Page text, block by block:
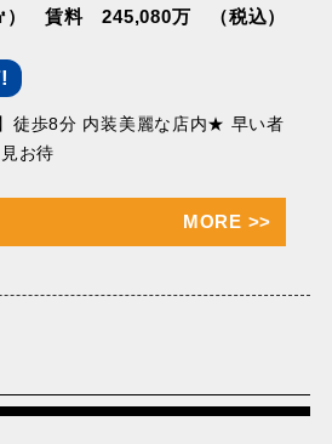
賃料 245,080万 （税込）
徒歩8分 内装美麗な店内★ 早い者
お待
MORE >>